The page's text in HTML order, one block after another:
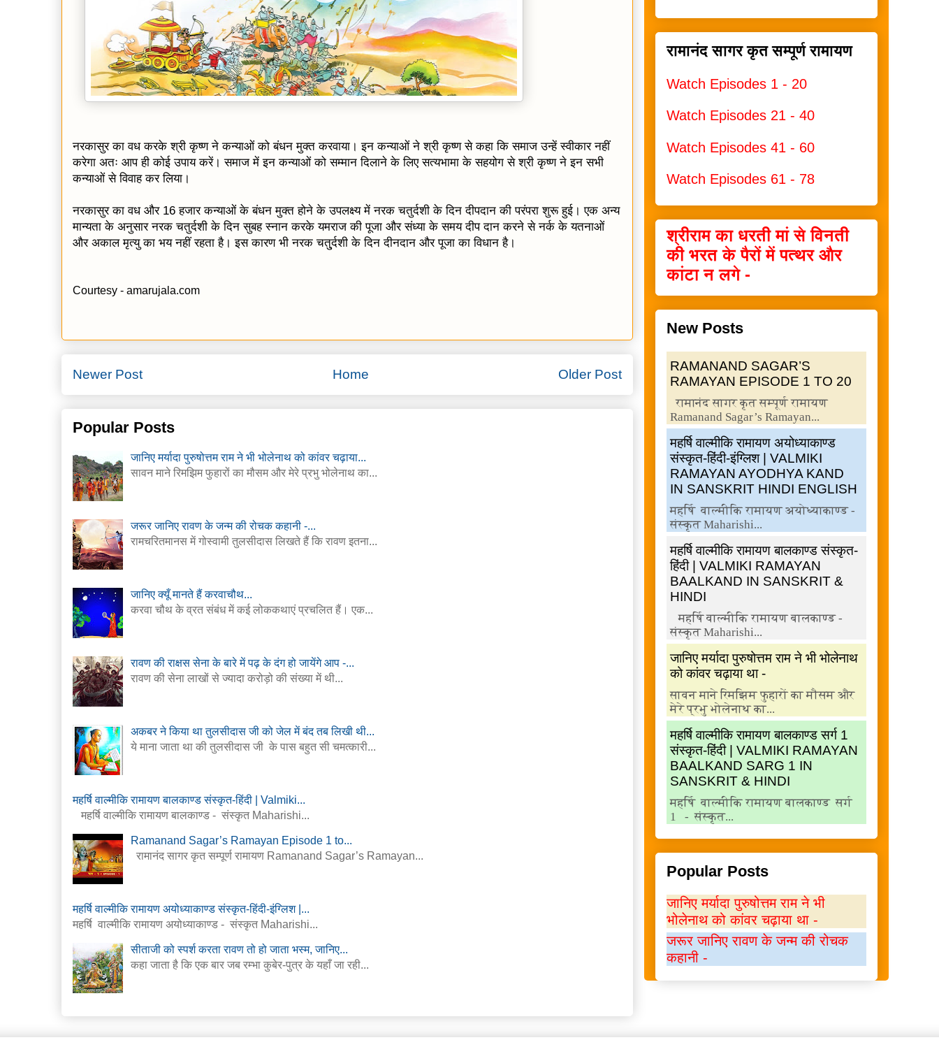
नरकासुर का वध करके श्री कृष्ण ने कन्याओं को बंधन मुक्त करवाया। इन कन्याओं ने श्री कृष्ण से कहा कि समाज उन्हें स्वीकार नहीं
करेगा अतः आप ही कोई उपाय करें। समाज में इन कन्याओं को सम्मान दिलाने के लिए सत्यभामा के सहयोग से श्री कृष्ण ने इन सभी
कन्याओं से विवाह कर लिया।
नरकासुर का वध और 16 हजार कन्याओं के बंधन मुक्त होने के उपलक्ष्य में नरक चतुर्दशी के दिन दीपदान की परंपरा शुरू हुई। एक अन्य
मान्यता के अनुसार नरक चतुर्दशी के दिन सुबह स्नान करके यमराज की पूजा और संध्या के समय दीप दान करने से नर्क के यतनाओं
और अकाल मृत्यु का भय नहीं रहता है। इस कारण भी नरक चतु्र्दशी के दिन दीनदान और पूजा का विधान है।
Courtesy - amarujala.com
Newer Post Older Post
Home
Popular Posts
जानिए मर्यादा पुरुषोत्तम राम ने भी भोलेनाथ को कांवर चढ़ाया...
सावन माने रिमझिम फुहारों का मौसम और मेरे प्रभु भोलेनाथ का...
जरूर जानिए रावण के जन्म की रोचक कहानी -...
रामचरितमानस में गोस्वामी तुलसीदास लिखते हैं कि रावण इतना...
जानिए क्यूँ मानते हैं करवाचौथ...
करवा चौथ के व्रत संबंध में कई लोककथाएं प्रचलित हैं। एक...
रावण की राक्षस सेना के बारे में पढ़ के दंग हो जायेंगे आप -...
रावण की सेना लाखों से ज्यादा करोड़ो की संख्या में थी...
अकबर ने किया था तुलसीदास जी को जेल में बंद तब लिखी थी...
ये माना जाता था की तुलसीदास जी के पास बहुत सी चमत्कारी...
महर्षि वाल्मीकि रामायण बालकाण्ड संस्कृत-हिंदी | Valmiki...
महर्षि वाल्मीकि रामायण बालकाण्ड - संस्कृत Maharishi...
Ramanand Sagar’s Ramayan Episode 1 to...
रामानंद सागर कृत सम्पूर्ण रामायण Ramanand Sagar’s Ramayan...
महर्षि वाल्मीकि रामायण अयोध्याकाण्ड संस्कृत-हिंदी-इंग्लिश |...
महर्षि वाल्मीकि रामायण अयोध्याकाण्ड - संस्कृत Maharishi...
सीताजी को स्पर्श करता रावण तो हो जाता भस्म, जानिए...
कहा जाता है कि एक बार जब रम्भा कुबेर-पुत्र के यहाँ जा रही...
रामानंद सागर कृत सम्पूर्ण रामायण
Watch Episodes 1 - 20
Watch Episodes 21 - 40
Watch Episodes 41 - 60
Watch Episodes 61 - 78
श्रीराम का धरती मां से विनती
की भरत के पैरों में पत्थर और
कांटा न लगे -
New Posts
RAMANAND SAGAR’S
RAMAYAN EPISODE 1 TO 20
रामानंद सागर कृत सम्पूर्ण रामायण
Ramanand Sagar’s Ramayan...
महर्षि वाल्मीकि रामायण अयोध्याकाण्ड
संस्कृत-हिंदी-इंग्लिश | VALMIKI
RAMAYAN AYODHYA KAND
IN SANSKRIT HINDI ENGLISH
महर्षि वाल्मीकि रामायण अयोध्याकाण्ड -
संस्कृत Maharishi...
महर्षि वाल्मीकि रामायण बालकाण्ड संस्कृत-
हिंदी | VALMIKI RAMAYAN
BAALKAND IN SANSKRIT &
HINDI
महर्षि वाल्मीकि रामायण बालकाण्ड -
संस्कृत Maharishi...
जानिए मर्यादा पुरुषोत्तम राम ने भी भोलेनाथ
को कांवर चढ़ाया था -
सावन माने रिमझिम फुहारों का मौसम और
मेरे प्रभु भोलेनाथ का...
महर्षि वाल्मीकि रामायण बालकाण्ड सर्ग 1
संस्कृत-हिंदी | VALMIKI RAMAYAN
BAALKAND SARG 1 IN
SANSKRIT & HINDI
महर्षि वाल्मीकि रामायण बालकाण्ड सर्ग
1 - संस्कृत...
Popular Posts
जानिए मर्यादा पुरुषोत्तम राम ने भी
भोलेनाथ को कांवर चढ़ाया था -
जरूर जानिए रावण के जन्म की रोचक
कहानी -